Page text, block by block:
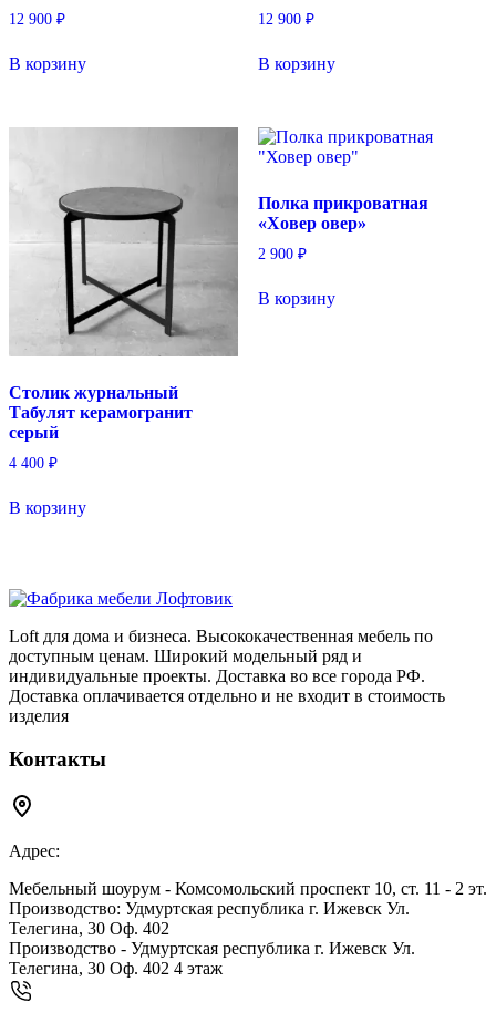
12 900 ₽
В корзину
12 900 ₽
В корзину
Столик журнальный
Табулят керамогранит
серый
4 400 ₽
В корзину
Полка прикроватная
«Ховер овер»
2 900 ₽
В корзину
Loft для дома и бизнеса. Высококачественная мебель по
доступным ценам. Широкий модельный ряд и
индивидуальные проекты. Доставка во все города РФ.
Доставка оплачивается отдельно и не входит в стоимость
изделия
Контакты
Адрес:
Мебельный шоурум - Комсомольский проспект 10, ст. 11 - 2 эт.
Производство: Удмуртская республика г. Ижевск Ул.
Телегина, 30 Оф. 402
Производство - Удмуртская республика г. Ижевск Ул.
Телегина, 30 Оф. 402 4 этаж